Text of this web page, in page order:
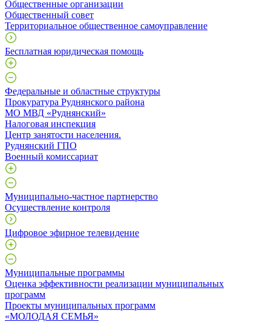
Общественные организации
Общественный совет
Территориальное общественное самоуправление
Бесплатная юридическая помощь
Федеральные и областные структуры
Прокуратура Руднянского района
МО МВД «Руднянский»
Налоговая инспекция
Центр занятости населения.
Руднянский ГПО
Военный комиссариат
Муниципально-частное партнерство
Осуществление контроля
Цифровое эфирное телевидение
Муниципальные программы
Оценка эффективности реализации муниципальных
программ
Проекты муниципальных программ
«МОЛОДАЯ СЕМЬЯ»